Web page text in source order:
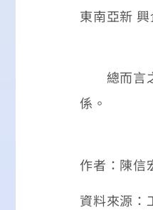
東南亞新
總而言之
係。
作者：陳信
資料來源：